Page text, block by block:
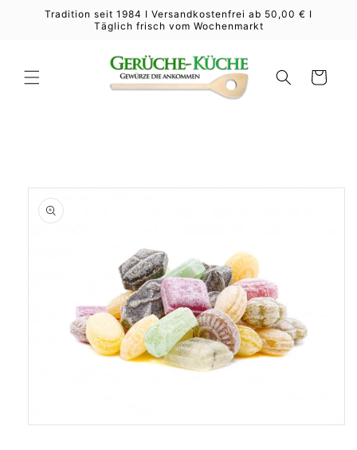
zumTradition seit 1984 I Versandkostenfrei ab 50,00 € I
Täglich frisch vom Wochenmarkt
Warenkorb